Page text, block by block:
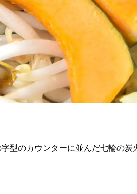
型のカウンターに並んだ七輪の